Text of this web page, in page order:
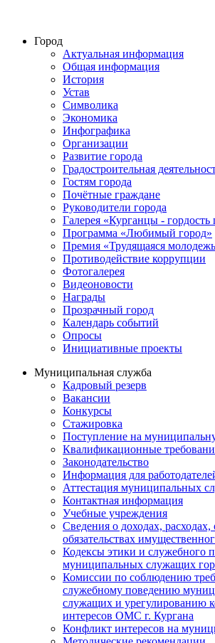
Город
Актуальная информация
Общая информация
История
Устав
Символика
Экономика
Инфографика
Организации
Развитие города
Градостроительная
Гостям города
Почётные граждане
Руководители города
Галерея «Курганцы - гордость
Программа «Любимый город»
Премия «Трудящаяся
Противодействие коррупции
Фотогалерея
Видеоновости
Награды
Прозрачный город
Календарь событий
Опросы
Инициативные проекты
Муниципальная служба
Кадровый резерв
Вакансии
Конкурсы
Стажировка
Поступление на
Квалификационные
Законодательство
Информация для
Аттестация муниципальных
Контактная информация
Учебные учреждения
Сведения о доходах,
обязательствах
Кодексы этики и служебного
муниципальных служащих
Комиссии по соблюдению
служебному поведению
служащих и урегулированию
интересов ОМС г. Кургана
Конфликт интересов на